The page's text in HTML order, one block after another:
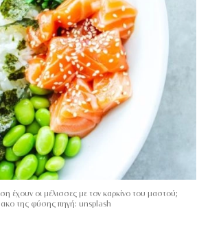
έχουν οι μέλισσες με τον καρκίνο του μαστού;
της φύσης πηγή: unsplash